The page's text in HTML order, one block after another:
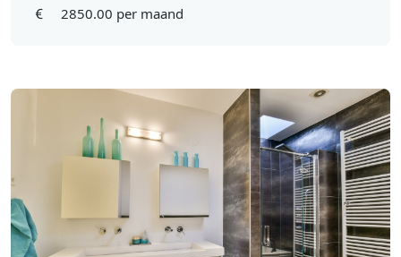
2850.00 per maand